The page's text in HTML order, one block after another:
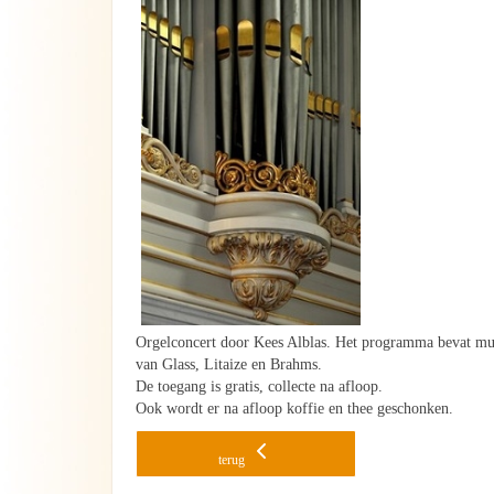
Orgelconcert door Kees Alblas. Het programma bevat
van Glass, Litaize en Brahms.
De toegang is gratis, collecte na afloop.
Ook wordt er na afloop koffie en thee geschonken.
terug